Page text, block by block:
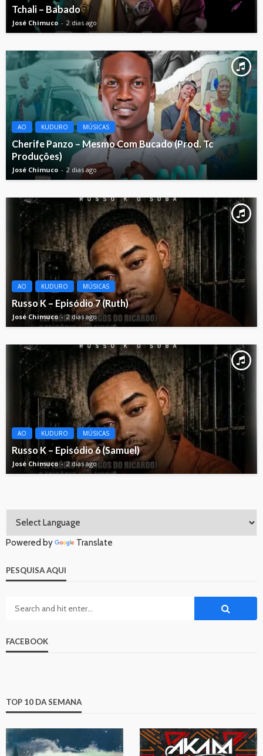
Tchali – Babado
José Chimuco 2 dias ago
AO KUDURO MÚSICAS
Cherife Panzo – Mesmo Com Bucado (Prod. Tc
Produções)
José Chimuco 2 dias ago
AO KUDURO MÚSICAS
Russo K – Episódio 7 (Ruth)
José Chimuco 2 dias ago
AO KUDURO MÚSICAS
Russo K – Episódio 6 (Samuel)
José Chimuco 2 dias ago
Powered by Translate
PESQUISA AQUI
FACEBOOK
TOP 10 DA SEMANA